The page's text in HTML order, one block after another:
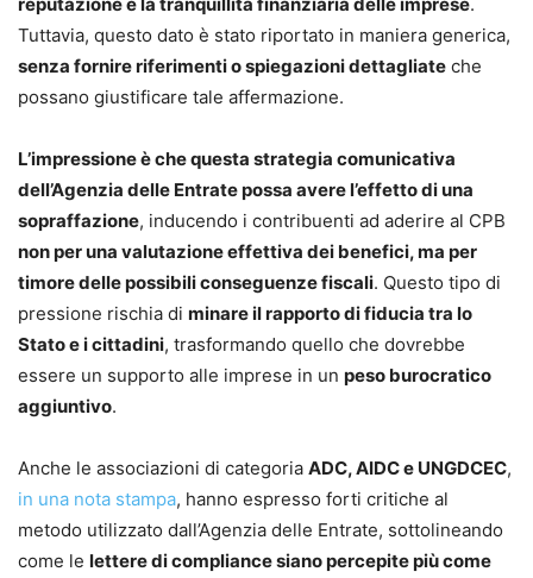
Tuttavia, questo dato è stato riportato in maniera generica,
senza fornire riferimenti o spiegazioni dettagliate che
possano giustificare tale affermazione.
L’impressione è che questa strategia comunicativa
dell’Agenzia delle Entrate possa avere l’effetto di una
sopraffazione, inducendo i contribuenti ad aderire al CPB
non per una valutazione effettiva dei benefici, ma per
timore delle possibili conseguenze fiscali. Questo tipo di
pressione rischia di minare il rapporto di fiducia tra lo
Stato e i cittadini, trasformando quello che dovrebbe
essere un supporto alle imprese in un peso burocratico
aggiuntivo.
Anche le associazioni di categoria ADC, AIDC e UNGDCEC,
in una nota stampa, hanno espresso forti critiche al
metodo utilizzato dall’Agenzia delle Entrate, sottolineando
come le lettere di compliance siano percepite più come